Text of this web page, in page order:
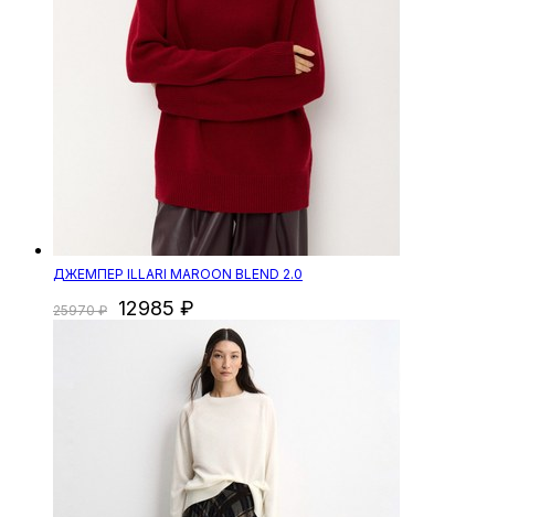
ДЖЕМПЕР ILLARI MAROON BLEND 2.0
25970 12985